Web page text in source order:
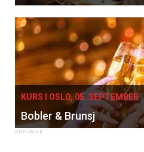
KURS I OSLO, 05. SEPTEMBER
Bobler & Brunsj